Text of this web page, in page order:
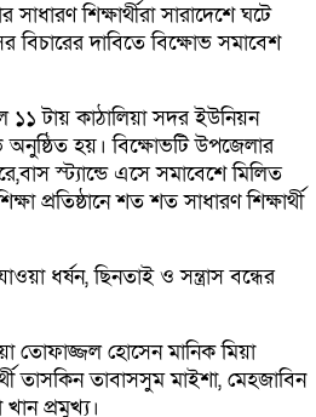
শিক্ষার্থীরা সারাদেশে ঘটে
বিচারের দাবিতে বিক্ষোভ সমাবেশ
১১ টায় কাঠালিয়া সদর ইউনিয়ন
হয়। বিক্ষোভটি উপজেলার
স্ট্যান্ডে এসে সমাবেশে মিলিত
প্রতিষ্ঠানে শত শত সাধারণ শিক্ষার্থী
ধর্ষন, ছিনতাই ও সন্ত্রাস বন্ধের
তোফাজ্জল হোসেন মানিক মিয়া
তাসকিন তাবাসসুম মাইশা, মেহজাবিন
প্রমুখ্য।